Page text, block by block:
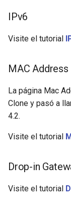
IPv6
Visite el tutorial
MAC Address
La página Mac
Clone y pasó a
4.2.
Visite el tutorial
Drop-in
Visite el tutorial